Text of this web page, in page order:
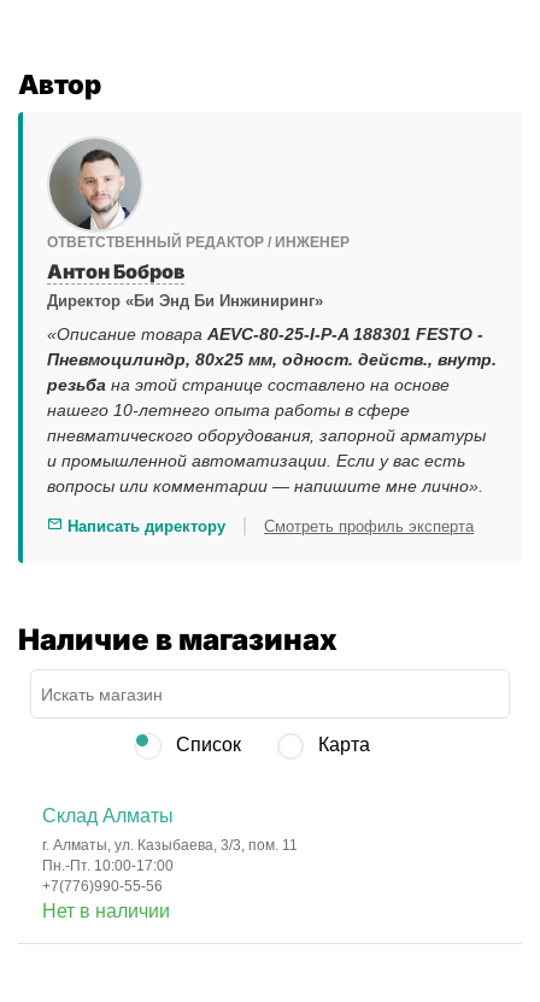
Автор
ОТВЕТСТВЕННЫЙ РЕДАКТОР / ИНЖЕНЕР
Антон Бобров
Директор «Би Энд Би Инжиниринг»
«Описание товара AEVC-80-25-I-P-A 188301 FESTO -
Пневмоцилиндр, 80x25 мм, одност. действ., внутр.
резьба на этой странице составлено на основе
нашего 10-летнего опыта работы в сфере
пневматического оборудования, запорной арматуры
и промышленной автоматизации. Если у вас есть
вопросы или комментарии — напишите мне лично».
Написать директору Смотреть профиль эксперта
Наличие в магазинах
Список Карта
Склад Алматы
г. Алматы, ул. Казыбаева, 3/3, пом. 11
Пн.-Пт. 10:00-17:00
+7(776)990-55-56
Нет в наличии